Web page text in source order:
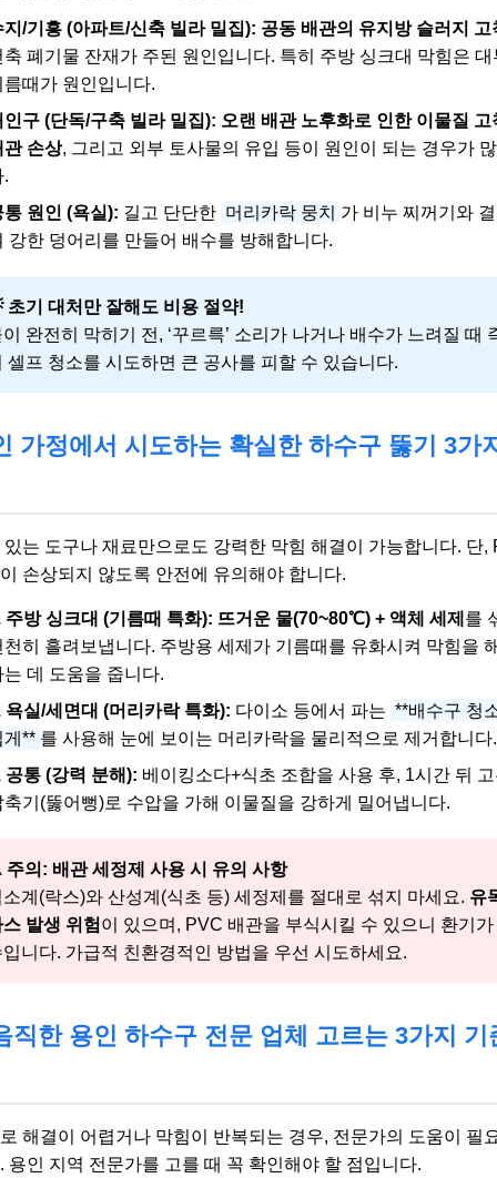
지/기흥 (아파트/신축 빌라 밀집): 공동 배관의 유지방 슬러지 고
축 폐기물 잔재가 주된 원인입니다. 특히 주방 싱크대 막힘은 대
름때가 원인입니다.
인구 (단독/구축 빌라 밀집): 오랜 배관 노후화로 인한 이물질 고
관 손상, 그리고 외부 토사물의 유입 등이 원인이 되는 경우가
.
통 원인 (욕실): 길고 단단한 머리카락 뭉치
가 비누 찌꺼기와
강한 덩어리를 만들어 배수를 방해합니다.
초기 대처만 잘해도 비용 절약!
완전히 막히기 전, ‘꾸르륵’ 소리가 나거나 배수가 느려질 때
셀프 청소를 시도하면 큰 공사를 피할 수 있습니다.
가정에서 시도하는 확실한 하수구 뚫기 3가
있는 도구나 재료만으로도 강력한 막힘 해결이 가능합니다. 단,
손상되지 않도록 안전에 유의해야 합니다.
주방 싱크대 (기름때 특화): 뜨거운 물(70~80℃) + 액체 세제 를
천히 흘려보냅니다. 주방용 세제가 기름때를 유화시켜 막힘을
는 데 도움을 줍니다.
욕실/세면대 (머리카락 특화): 다이소 등에서 파는 **배수구 청
게** 를 사용해 눈에 보이는 머리카락을 물리적으로 제거합니다.
공통 (강력 분해): 베이킹소다+식초 조합을 사용 후, 1시간 뒤
축기(뚫어뻥)로 수압을 가해 이물질을 강하게 밀어냅니다.
의: 배관 세정제 사용 시 유의 사항
소계(락스)와 산성계(식초 등) 세정제를 절대로 섞지 마세요. 유
발생 위험 이 있으며, PVC 배관을 부식시킬 수 있으니 환기가
입니다. 가급적 친환경적인 방법을 우선 시도하세요.
직한 용인 하수구 전문 업체 고르는 3가지 기
해결이 어렵거나 막힘이 반복되는 경우, 전문가의 도움이 필
용인 지역 전문가를 고를 때 꼭 확인해야 할 점입니다.